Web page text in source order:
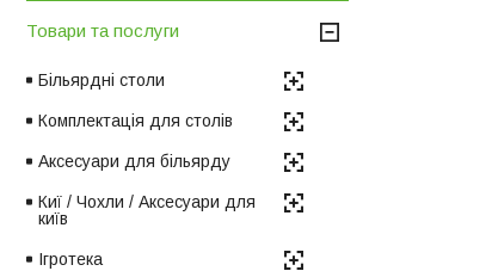
Товари та послуги
Більярдні столи
Комплектація для столів
Аксесуари для більярду
Киї / Чохли / Аксесуари для
київ
Ігротека